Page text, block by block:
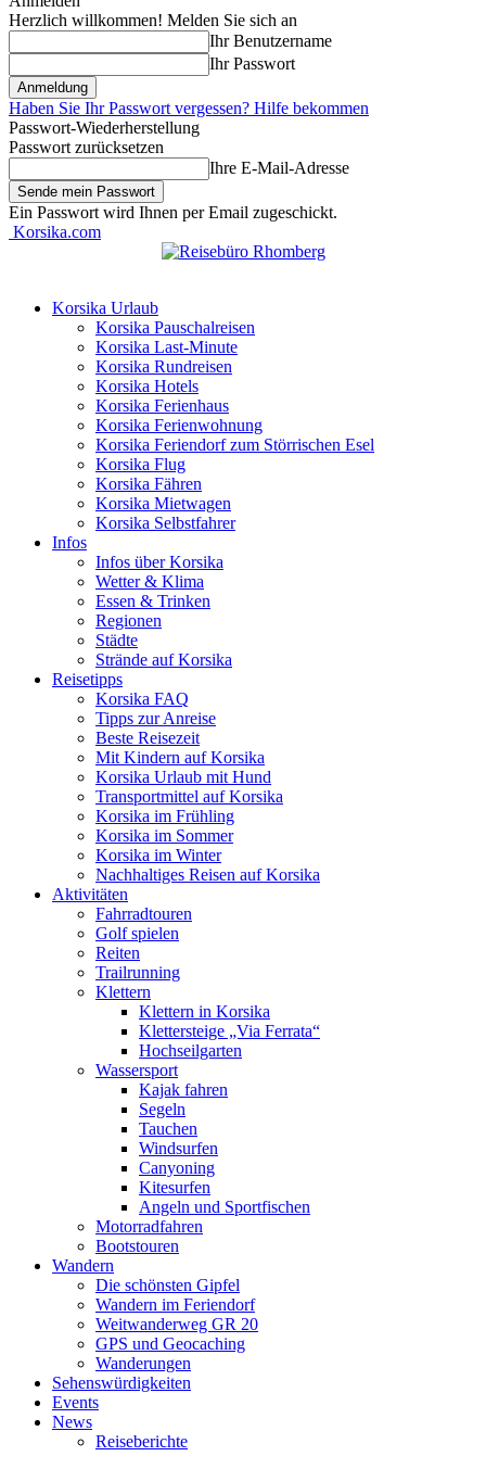
Herzlich willkommen! Melden Sie sich an
Ihr Benutzername
Ihr Passwort
Haben Sie Ihr Passwort vergessen? Hilfe bekommen
Passwort-Wiederherstellung
Passwort zurücksetzen
Ihre E-Mail-Adresse
Ein Passwort wird Ihnen per Email zugeschickt.
Korsika.com
Korsika Urlaub
Korsika Pauschalreisen
Korsika Last-Minute
Korsika Rundreisen
Korsika Hotels
Korsika Ferienhaus
Korsika Ferienwohnung
Korsika Feriendorf zum Störrischen Esel
Korsika Flug
Korsika Fähren
Korsika Mietwagen
Korsika Selbstfahrer
Infos
Infos über Korsika
Wetter & Klima
Essen & Trinken
Regionen
Städte
Strände auf Korsika
Reisetipps
Korsika FAQ
Tipps zur Anreise
Beste Reisezeit
Mit Kindern auf Korsika
Korsika Urlaub mit Hund
Transportmittel auf Korsika
Korsika im Frühling
Korsika im Sommer
Korsika im Winter
Nachhaltiges Reisen auf Korsika
Aktivitäten
Fahrradtouren
Golf spielen
Reiten
Trailrunning
Klettern
Klettern in Korsika
Klettersteige „Via Ferrata“
Hochseilgarten
Wassersport
Kajak fahren
Segeln
Tauchen
Windsurfen
Canyoning
Kitesurfen
Angeln und Sportfischen
Motorradfahren
Bootstouren
Wandern
Die schönsten Gipfel
Wandern im Feriendorf
Weitwanderweg GR 20
GPS und Geocaching
Wanderungen
Sehenswürdigkeiten
Events
News
Reiseberichte